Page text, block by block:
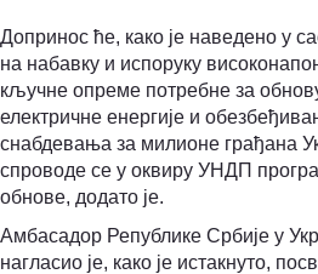
Допринос ће, како је наведено у
на набавку и испоруку
кључне опреме потребне за
електричне енергије и
снабдевања за милионе грађана
спроводе се у оквиру УНДП
обнове, додато је.
Амбасадор Републике Србије у
нагласио је, како је истакнуто,